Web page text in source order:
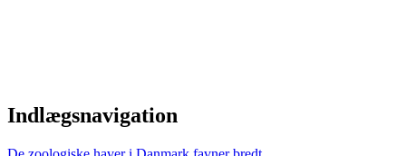
Indlægsnavigation